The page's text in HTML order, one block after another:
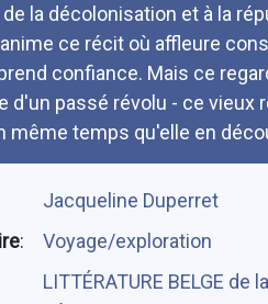
la décolonisation et à la
ce récit où affleure
confiance. Mais ce
d'un passé révolu - ce vieux
même temps qu'elle en
Jacqueline Duperret
:
Voyage/exploration
LITTÉRATURE BELGE